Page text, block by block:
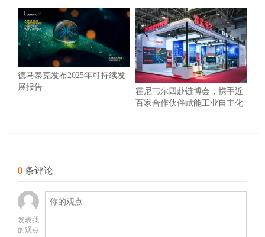
德马泰克发布2025年可持续发
展报告
霍尼韦尔四赴链博会，携手近
百家合作伙伴赋能工业自主化
0 条评论
发表我
的观点